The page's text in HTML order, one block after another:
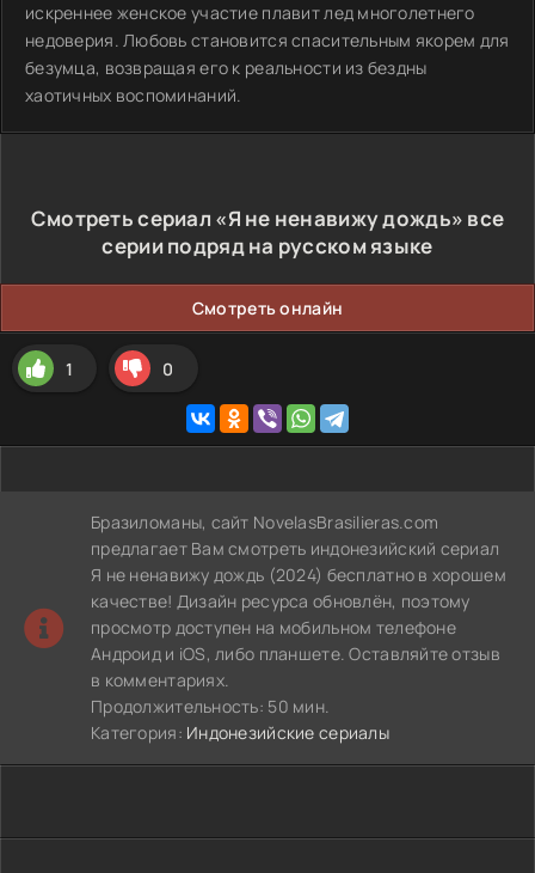
искреннее женское участие плавит лед многолетнего
недоверия. Любовь становится спасительным якорем для
безумца, возвращая его к реальности из бездны
хаотичных воспоминаний.
Смотреть сериал «Я не ненавижу дождь» все
серии подряд на русском языке
Смотреть онлайн
1 0
Бразиломаны, сайт NovelasBrasilieras.com
предлагает Вам смотреть индонезийский сериал
Я не ненавижу дождь (2024) бесплатно в хорошем
качестве! Дизайн ресурса обновлён, поэтому
просмотр доступен на мобильном телефоне
Андроид и iOS, либо планшете. Оставляйте отзыв
в комментариях.
Продолжительность: 50 мин.
Категория: Индонезийские сериалы